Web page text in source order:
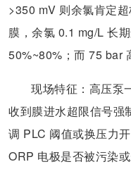
>350 mV 则余氯肯定
膜，余氯 0.1 mg/L 长
50%~80%；而 75 bar
现场特征：高压泵
收到膜进水超限信号
调 PLC 阈值或换压力
ORP 电极是否被污染